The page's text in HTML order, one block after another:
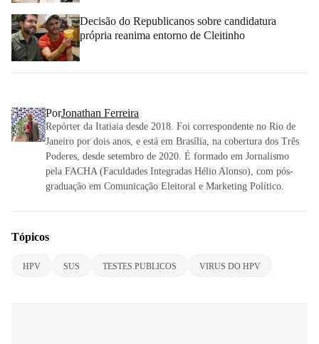
Decisão do Republicanos sobre candidatura
própria reanima entorno de Cleitinho
PorJonathan Ferreira
Repórter da Itatiaia desde 2018. Foi correspondente no Rio de
Janeiro por dois anos, e está em Brasília, na cobertura dos Três
Poderes, desde setembro de 2020. É formado em Jornalismo
pela FACHA (Faculdades Integradas Hélio Alonso), com pós-
graduação em Comunicação Eleitoral e Marketing Político.
Tópicos
HPV SUS TESTES PUBLICOS VIRUS DO HPV